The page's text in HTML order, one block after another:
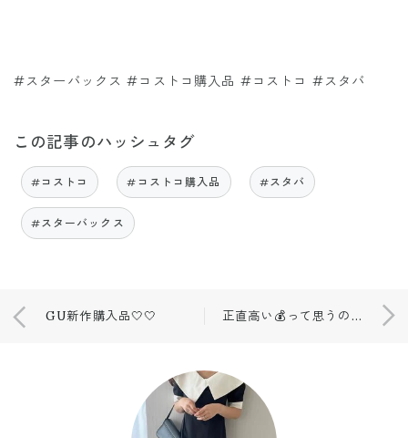
#スターバックス #コストコ購入品 #コストコ #スタバ
この記事のハッシュタグ
#コストコ #コストコ購入品 #スタバ
#スターバックス
GU新作購入品🤍🤍 正直高い💰って思うのに辞められない🥺